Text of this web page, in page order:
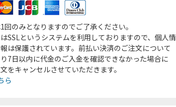
回のみとなりますのでご了承ください。
SSLというシステムを利用しておりますので、個人情
は保護されています。前払い決済のご注文について
7日以内に代金のご入金を確認できなかった場合に
をキャンセルさせていただきます。
ら